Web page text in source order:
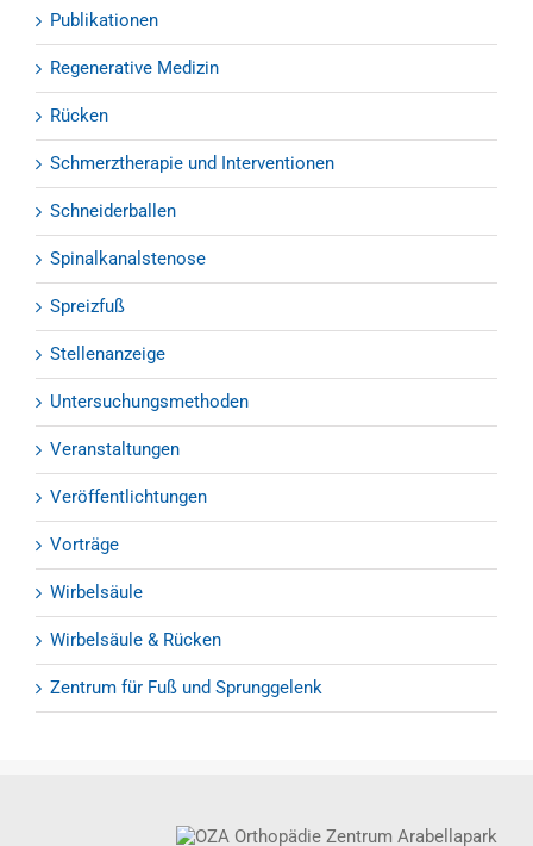
Publikationen
Regenerative Medizin
Rücken
Schmerztherapie und Interventionen
Schneiderballen
Spinalkanalstenose
Spreizfuß
Stellenanzeige
Untersuchungsmethoden
Veranstaltungen
Veröffentlichtungen
Vorträge
Wirbelsäule
Wirbelsäule & Rücken
Zentrum für Fuß und Sprunggelenk